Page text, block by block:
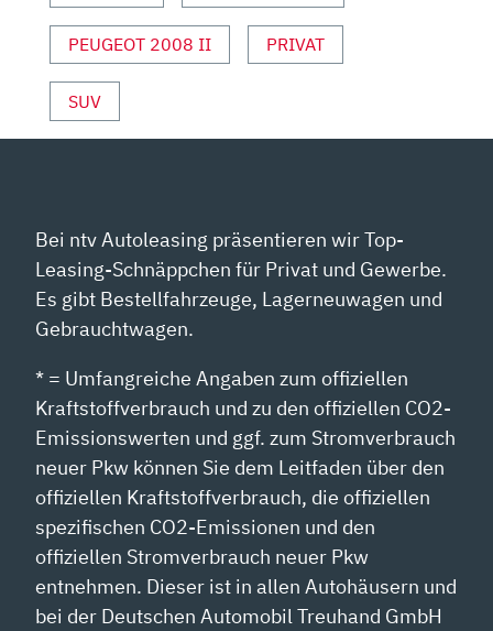
PEUGEOT 2008 II PRIVAT
SUV
Bei ntv Autoleasing präsentieren wir Top-
Leasing-Schnäppchen für Privat und Gewerbe.
Es gibt Bestellfahrzeuge, Lagerneuwagen und
Gebrauchtwagen.
* = Umfangreiche Angaben zum offiziellen
Kraftstoffverbrauch und zu den offiziellen CO2-
Emissionswerten und ggf. zum Stromverbrauch
neuer Pkw können Sie dem Leitfaden über den
offiziellen Kraftstoffverbrauch, die offiziellen
spezifischen CO2-Emissionen und den
offiziellen Stromverbrauch neuer Pkw
entnehmen. Dieser ist in allen Autohäusern und
bei der Deutschen Automobil Treuhand GmbH